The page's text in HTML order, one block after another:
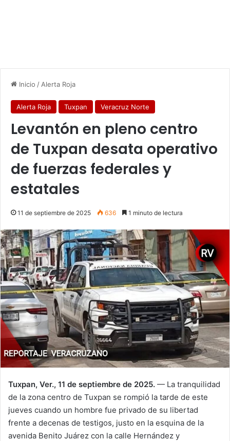
Inicio / Alerta Roja
Alerta Roja Tuxpan Veracruz Norte
Levantón en pleno centro
de Tuxpan desata operativo
de fuerzas federales y
estatales
11 de septiembre de 2025 636 1 minuto de lectura
Tuxpan, Ver., 11 de septiembre de 2025. — La tranquilidad
de la zona centro de Tuxpan se rompió la tarde de este
jueves cuando un hombre fue privado de su libertad
frente a decenas de testigos, justo en la esquina de la
avenida Benito Juárez con la calle Hernández y